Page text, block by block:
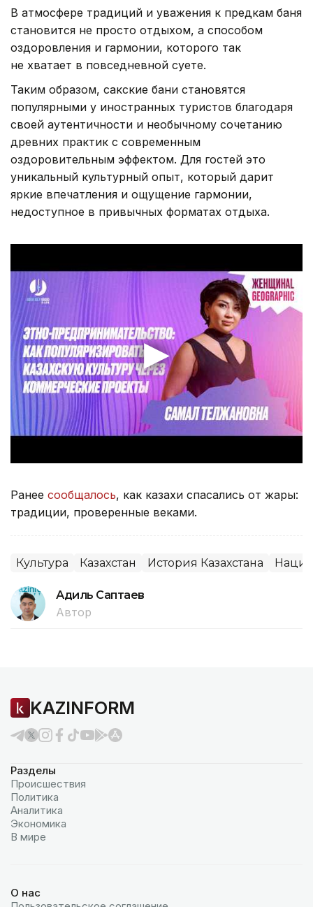
В атмосфере традиций и уважения к предкам баня
становится не просто отдыхом, а способом
оздоровления и гармонии, которого так
не хватает в повседневной суете.
Таким образом, сакские бани становятся
популярными у иностранных туристов благодаря
своей аутентичности и необычному сочетанию
древних практик с современным
оздоровительным эффектом. Для гостей это
уникальный культурный опыт, который дарит
яркие впечатления и ощущение гармонии,
недоступное в привычных форматах отдыха.
Ранее сообщалось, как казахи спасались от жары:
традиции, проверенные веками.
Культура Казахстан История Казахстана
Адиль Саптаев
Автор
KAZINFORM
Разделы
Происшествия
Политика
Аналитика
Экономика
В мире
О нас